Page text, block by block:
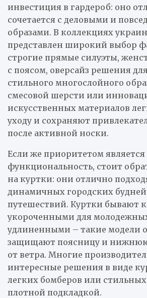
инвестиция в гардероб: оно
сочетается с деловыми и
образами. В коллекциях
представлен широкий выбор
строгие прямые силуэты,
с поясом, оверсайз решения
стильного многослойного
смесовой шерсти или
искусственных материалов
уходу и сохраняют
после активной носки.
Если же приоритетом
функциональность, стоит
на куртки: они отлично
динамичных городских
путешествий. Куртки бывают
укороченными для
удлиненными – такие модели
защищают поясницу и
от ветра. Многие
интересные решения в виде
легких бомберов или
плотной подкладкой.